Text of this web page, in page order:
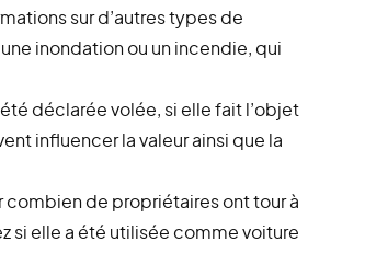
sur d’autres types de
inondation ou un incendie, qui
déclarée volée, si elle fait l’objet
influencer la valeur ainsi que la
combien de propriétaires ont tour à
si elle a été utilisée comme voiture